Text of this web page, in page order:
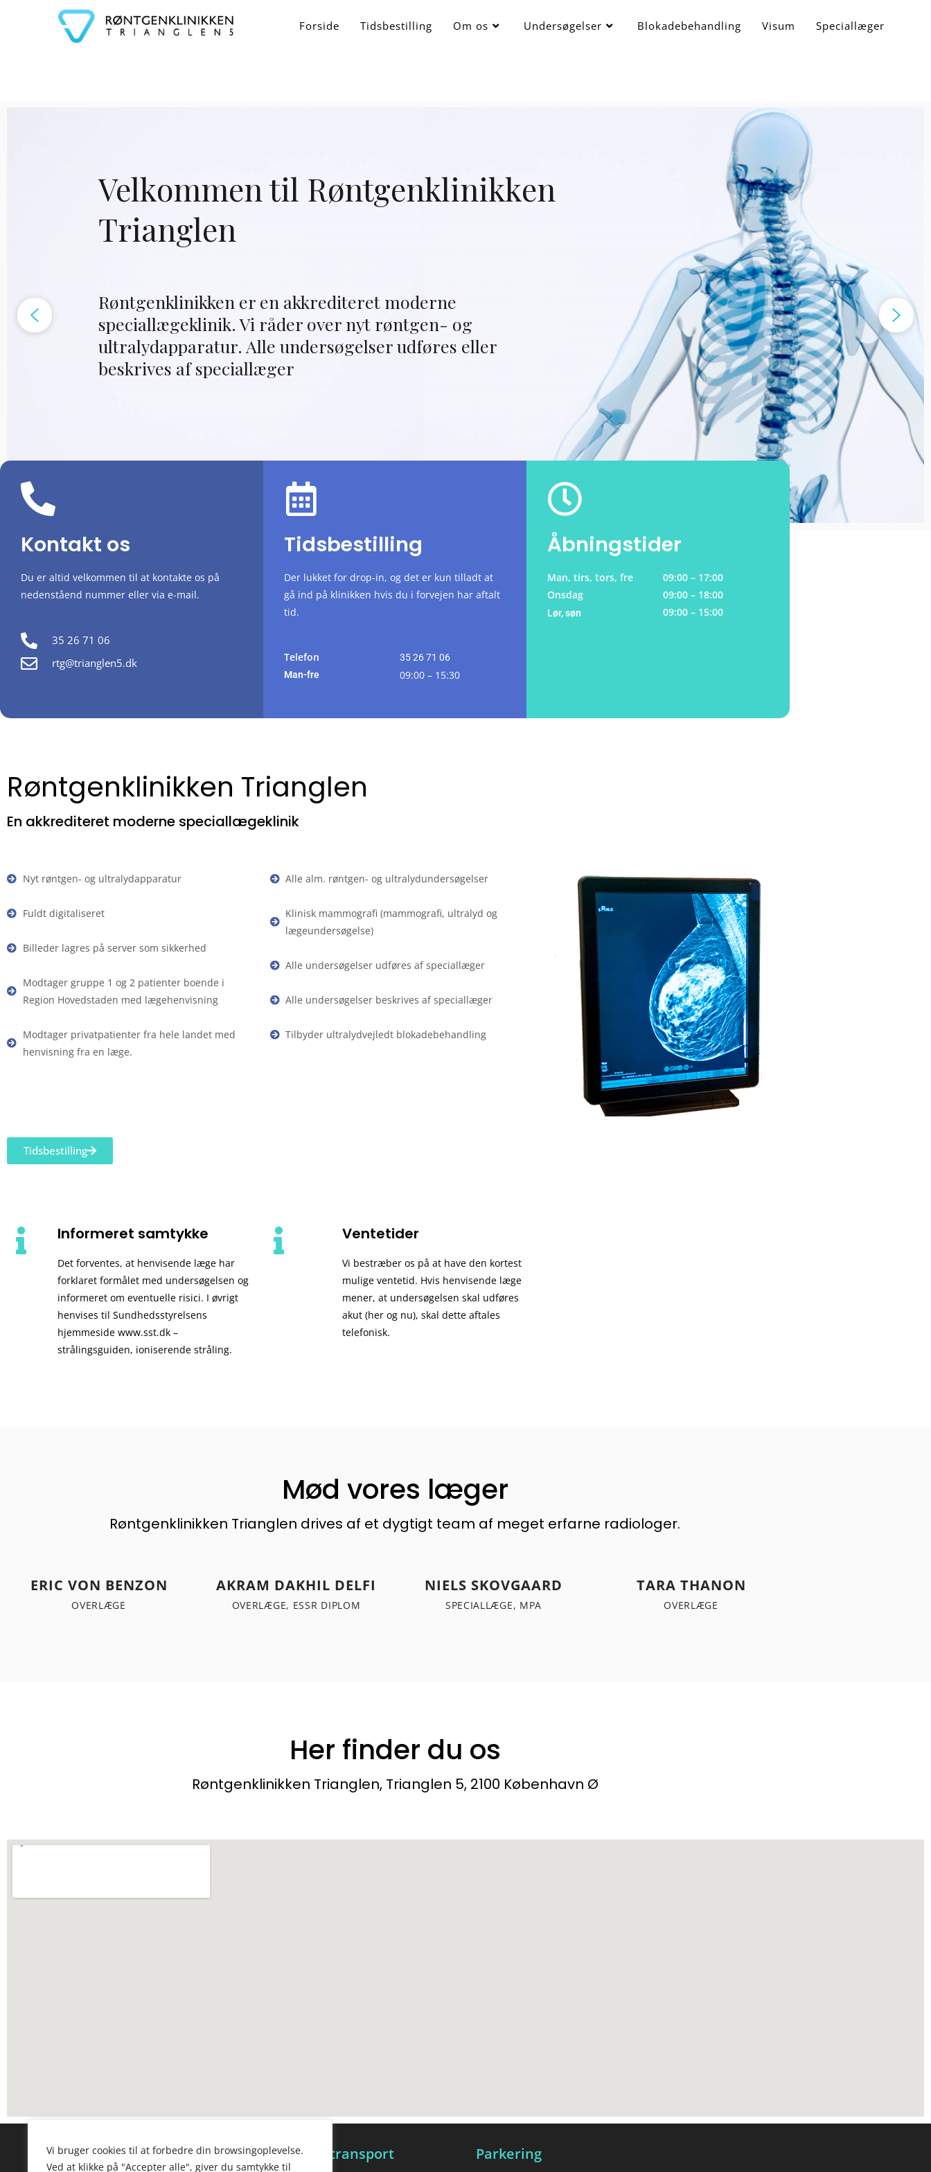
Vi bruger cookies til at forbedre din browsingoplevelse.
Ved at klikke på "Accepter alle", giver du samtykke til
Forside Tidsbestilling Om os Undersøgelser Blokadebehandling Visum Speciallæger
Velkommen til Røntgenklinikken
Trianglen
Røntgenklinikken er en akkrediteret moderne
speciallægeklinik. Vi råder over nyt røntgen- og
ultralydapparatur. Alle undersøgelser udføres eller
beskrives af speciallæger
Kontakt os
Du er altid velkommen til at kontakte os på
nedenståend nummer eller via e-mail.
35 26 71 06
rtg@trianglen5.dk
Tidsbestilling
Der lukket for drop-in, og det er kun tilladt at
gå ind på klinikken hvis du i forvejen har aftalt
tid.
Telefon
Man-fre
35 26 71 06
09:00 – 15:30
Åbningstider
Man, tirs, tors, fre
Onsdag
Lør, søn
09:00 – 17:00
09:00 – 18:00
09:00 – 15:00
Røntgenklinikken Trianglen
En akkrediteret moderne speciallægeklinik
Nyt røntgen- og ultralydapparatur
Fuldt digitaliseret
Billeder lagres på server som sikkerhed
Modtager gruppe 1 og 2 patienter boende i
Region Hovedstaden med lægehenvisning
Modtager privatpatienter fra hele landet med
henvisning fra en læge.
Alle alm. røntgen- og ultralydundersøgelser
Klinisk mammografi (mammografi, ultralyd og
lægeundersøgelse)
Alle undersøgelser udføres af speciallæger
Alle undersøgelser beskrives af speciallæger
Tilbyder ultralydvejledt blokadebehandling
Tidsbestilling
Informeret samtykke
Det forventes, at henvisende læge har
forklaret formålet med undersøgelsen og
informeret om eventuelle risici. I øvrigt
henvises til Sundhedsstyrelsens
hjemmeside www.sst.dk –
strålingsguiden, ioniserende stråling.
Ventetider
Vi bestræber os på at have den kortest
mulige ventetid. Hvis henvisende læge
mener, at undersøgelsen skal udføres
akut (her og nu), skal dette aftales
telefonisk.
Mød vores læger
Røntgenklinikken Trianglen drives af et dygtigt team af meget erfarne radiologer.
ERIC VON BENZON
OVERLÆGE
AKRAM DAKHIL DELFI
OVERLÆGE, ESSR DIPLOM
NIELS SKOVGAARD
SPECIALLÆGE, MPA
TARA THANON
OVERLÆGE
Her finder du os
Røntgenklinikken Trianglen, Trianglen 5, 2100 København Ø
Kontakt os Offentlig transport Parkering